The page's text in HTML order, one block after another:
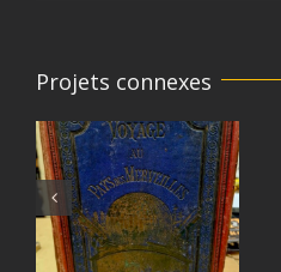
Projets connexes